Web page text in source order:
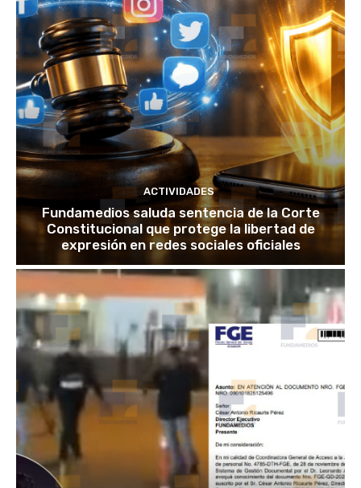
ACTIVIDADES
Fundamedios saluda sentencia de la Corte
Constitucional que protege la libertad de
expresión en redes sociales oficiales